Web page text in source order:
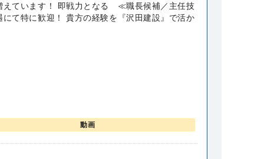
えています！ 即戦力となる ≪職長候補／主任技
て特に歓迎！ 貴方の経験を『沢田建設』で活か
動画